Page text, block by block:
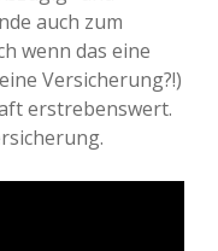
auch zum
wenn das eine
Versicherung?!)
erstrebenswert.